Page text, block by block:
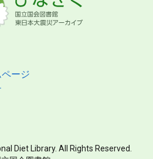
ージ
Diet Library. All Rights Reserved.